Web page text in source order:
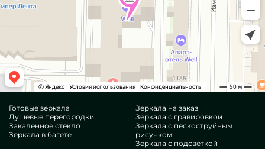
Готовые зеркала
Душевые перегородки
Закаленное стекло
Зеркала в багете
Зеркала на заказ
Зеркала с гравировкой
Зеркала с пескоструйным
рисунком
Зеркала с подсветкой